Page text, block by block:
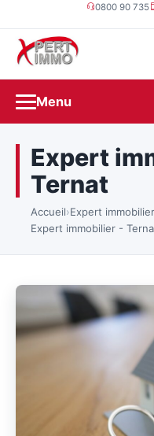
0800 90 735
Menu
Expert
Ternat
Accueil›Expert immobilier
Expert immobilier -